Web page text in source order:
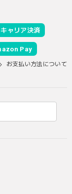
キャリア決済
Pay
お支払い方法について